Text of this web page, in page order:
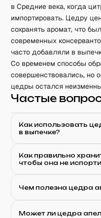
в Средние века, когда
импортировать. Цедру
сохранять аромат, что
современных
часто добавляли в
Со временем способы
совершенствовались, но
цедры остался
Частые
Как использовать
в выпечке?
Как правильно
чтобы она не
Чем полезна цедра
Может ли цедра